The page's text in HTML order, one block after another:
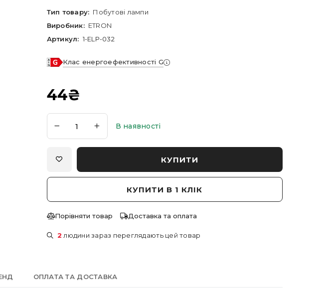
Тип товару: Побутові лампи
Виробник: ETRON
Артикул: 1-ELP-032
Клас енергоефективності G
44₴
В наявності
КУПИТИ
КУПИТИ В 1 КЛІК
Порівняти товар Доставка та оплата
2 людини зараз переглядають цей товар
ОПЛАТА ТА ДОСТАВКА